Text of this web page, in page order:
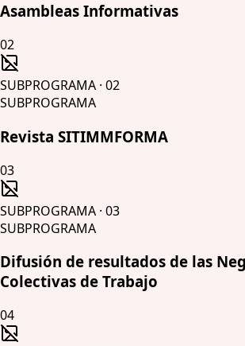
Asambleas Informativas
02
SUBPROGRAMA · 02
SUBPROGRAMA
Revista SITIMMFORMA
03
SUBPROGRAMA · 03
SUBPROGRAMA
Difusión de resultados de las
Colectivas de Trabajo
04